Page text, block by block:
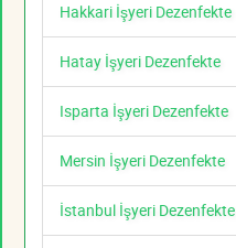
Hakkari İşyeri Dezenfekte
Hatay İşyeri Dezenfekte
Isparta İşyeri Dezenfekte
Mersin İşyeri Dezenfekte
İstanbul İşyeri Dezenfekte